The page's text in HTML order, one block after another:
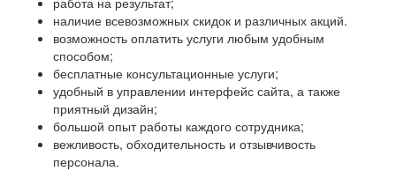
наличие всевозможных скидок и различных акций.
возможность оплатить услуги любым удобным
способом;
бесплатные консультационные услуги;
удобный в управлении интерфейс сайта, а также
приятный дизайн;
большой опыт работы каждого сотрудника;
вежливость, обходительность и отзывчивость
персонала.